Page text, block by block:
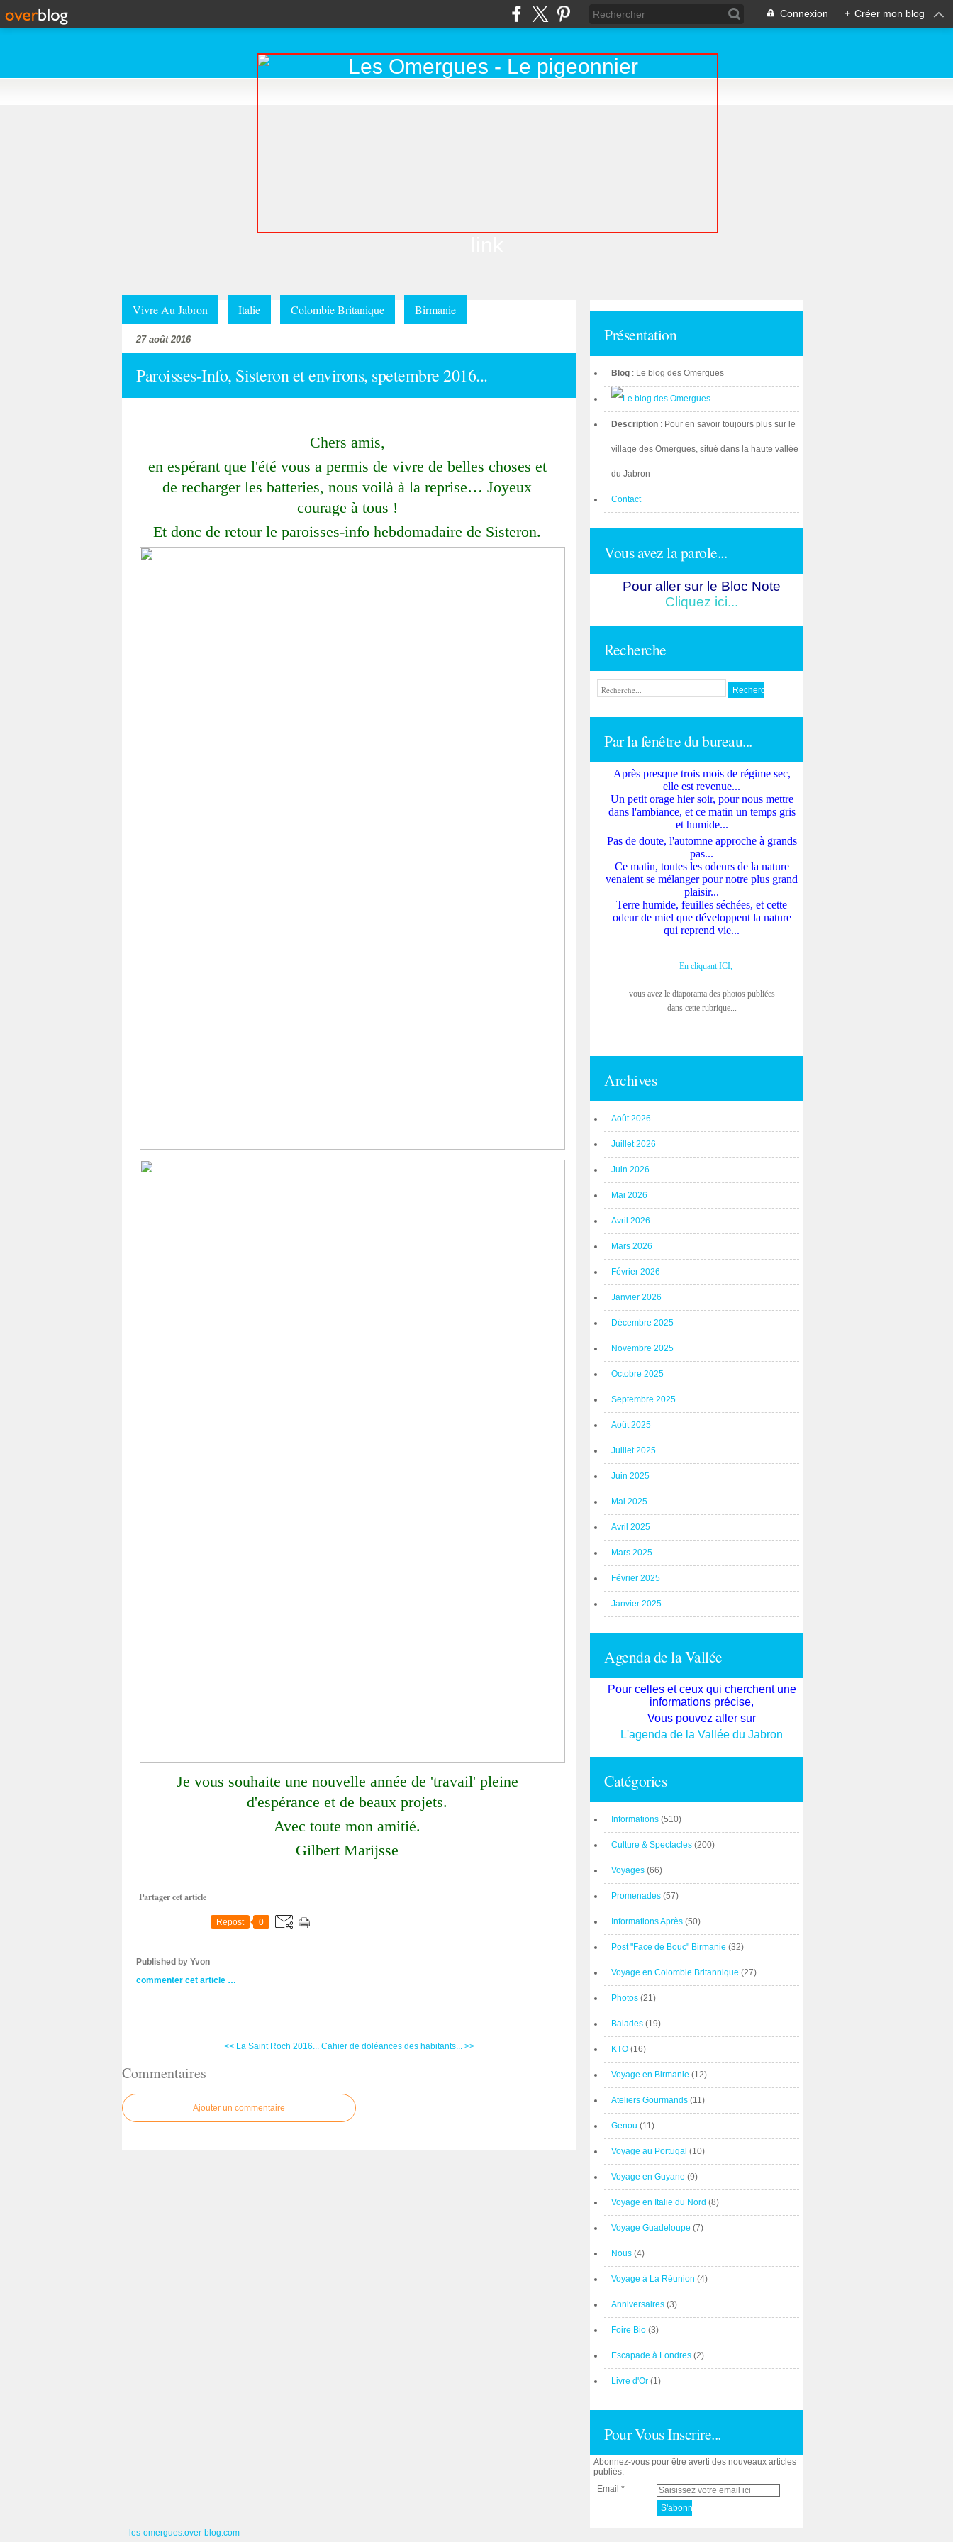
Connexion + Créer mon blog
Vivre Au Jabron Italie Colombie Britanique Birmanie
27 août 2016
Paroisses-Info, Sisteron et environs, spetembre 2016...
Chers amis,
en espérant que l'été vous a permis de vivre de belles choses et
de recharger les batteries, nous voilà à la reprise… Joyeux
courage à tous !
Et donc de retour le paroisses-info hebdomadaire de Sisteron.
Je vous souhaite une nouvelle année de 'travail' pleine
d'espérance et de beaux projets.
Avec toute mon amitié.
Gilbert Marijsse
Partager cet article
Repost 0
Published by Yvon
commenter cet article …
<< La Saint Roch 2016... Cahier de doléances des habitants... >>
Commentaires
Ajouter un commentaire
Présentation
Blog : Le blog des Omergues
Description : Pour en savoir toujours plus sur le
village des Omergues, situé dans la haute vallée
du Jabron
Contact
Vous avez la parole...
Pour aller sur le Bloc Note
Cliquez ici...
Recherche
Par la fenêtre du bureau...
Après presque trois mois de régime sec,
elle est revenue...
Un petit orage hier soir, pour nous mettre
dans l'ambiance, et ce matin un temps gris
et humide...
Pas de doute, l'automne approche à grands
pas...
Ce matin, toutes les odeurs de la nature
venaient se mélanger pour notre plus grand
plaisir...
Terre humide, feuilles séchées, et cette
odeur de miel que développent la nature
qui reprend vie...
En cliquant ICI,
vous avez le diaporama des photos publiées
dans cette rubrique...
Archives
Août 2026
Juillet 2026
Juin 2026
Mai 2026
Avril 2026
Mars 2026
Février 2026
Janvier 2026
Décembre 2025
Novembre 2025
Octobre 2025
Septembre 2025
Août 2025
Juillet 2025
Juin 2025
Mai 2025
Avril 2025
Mars 2025
Février 2025
Janvier 2025
Agenda de la Vallée
Pour celles et ceux qui cherchent une
informations précise,
Vous pouvez aller sur
L'agenda de la Vallée du Jabron
Catégories
Informations (510)
Culture & Spectacles (200)
Voyages (66)
Promenades (57)
Informations Après (50)
Post "Face de Bouc" Birmanie (32)
Voyage en Colombie Britannique (27)
Photos (21)
Balades (19)
KTO (16)
Voyage en Birmanie (12)
Ateliers Gourmands (11)
Genou (11)
Voyage au Portugal (10)
Voyage en Guyane (9)
Voyage en Italie du Nord (8)
Voyage Guadeloupe (7)
Nous (4)
Voyage à La Réunion (4)
Anniversaires (3)
Foire Bio (3)
Escapade à Londres (2)
Livre d'Or (1)
Pour Vous Inscrire...
Abonnez-vous pour être averti des nouveaux articles
publiés.
Email
les-omergues.over-blog.com